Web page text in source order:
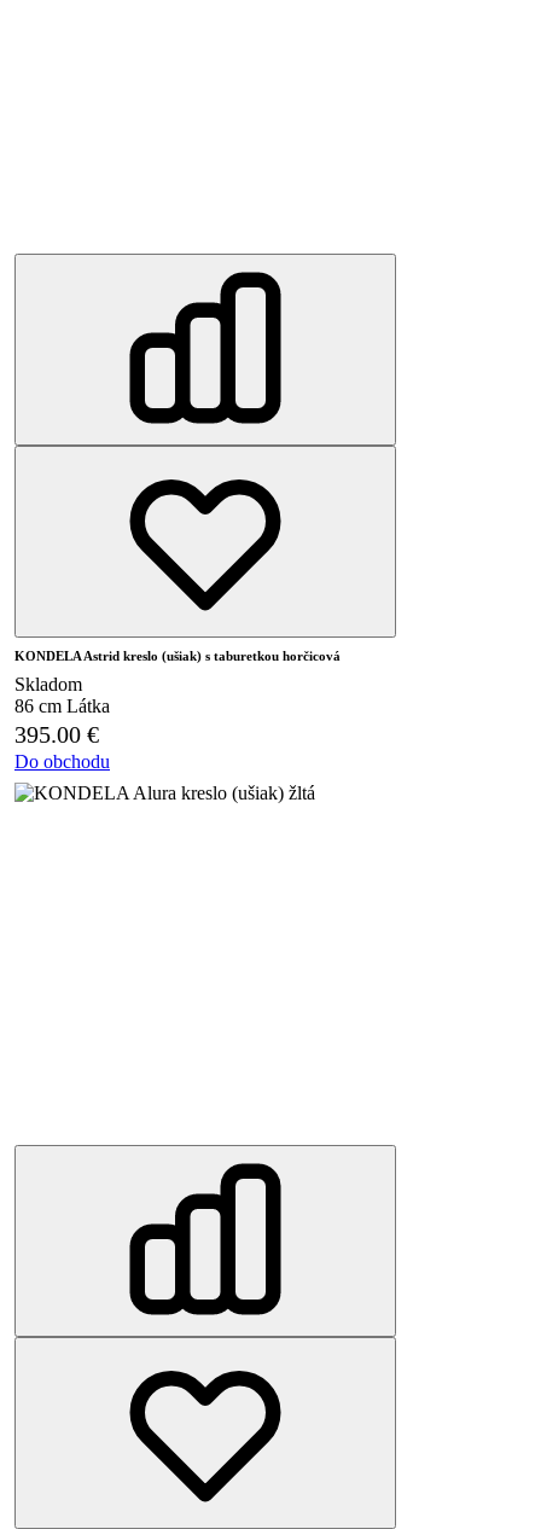
KONDELA Astrid kreslo (ušiak) s taburetkou horčicová
Skladom
86 cm Látka
395.00 €
Do obchodu